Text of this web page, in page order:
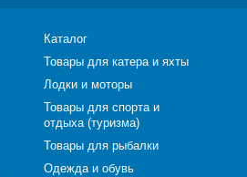
Каталог
Товары для катера и яхты
Лодки и моторы
Товары для спорта и
отдыха (туризма)
Товары для рыбалки
Одежда и обувь